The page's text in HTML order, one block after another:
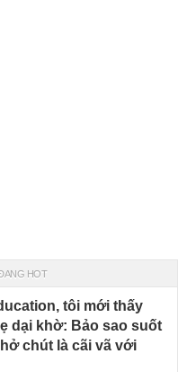
HOT
tôi mới thấy
dại khờ: Bảo sao suốt
chút là cãi vã với